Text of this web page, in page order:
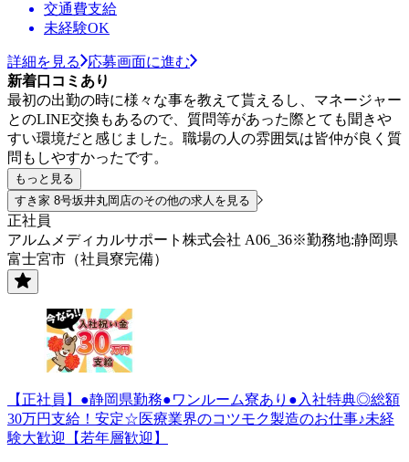
交通費支給
未経験OK
詳細を見る
応募画面に進む
新着口コミあり
最初の出勤の時に様々な事を教えて貰えるし、マネージャー
とのLINE交換もあるので、質問等があった際とても聞きや
すい環境だと感じました。職場の人の雰囲気は皆仲が良く質
問もしやすかったです。
もっと見る
すき家 8号坂井丸岡店のその他の求人を見る
正社員
アルムメディカルサポート株式会社 A06_36※勤務地:静岡県
富士宮市（社員寮完備）
【正社員】●静岡県勤務●ワンルーム寮あり●入社特典◎総額
30万円支給！安定☆医療業界のコツモク製造のお仕事♪未経
験大歓迎【若年層歓迎】